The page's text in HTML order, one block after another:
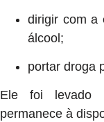
dirigir com a
álcool;
portar droga
Ele foi levado
permanece à